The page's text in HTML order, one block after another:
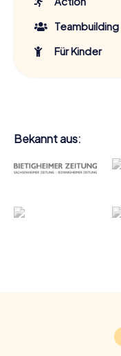
Teambuilding
Für Kinder
Bekannt aus: